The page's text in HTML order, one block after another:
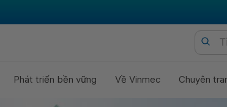
Phát triển bền vững Về Vinmec Chuyên